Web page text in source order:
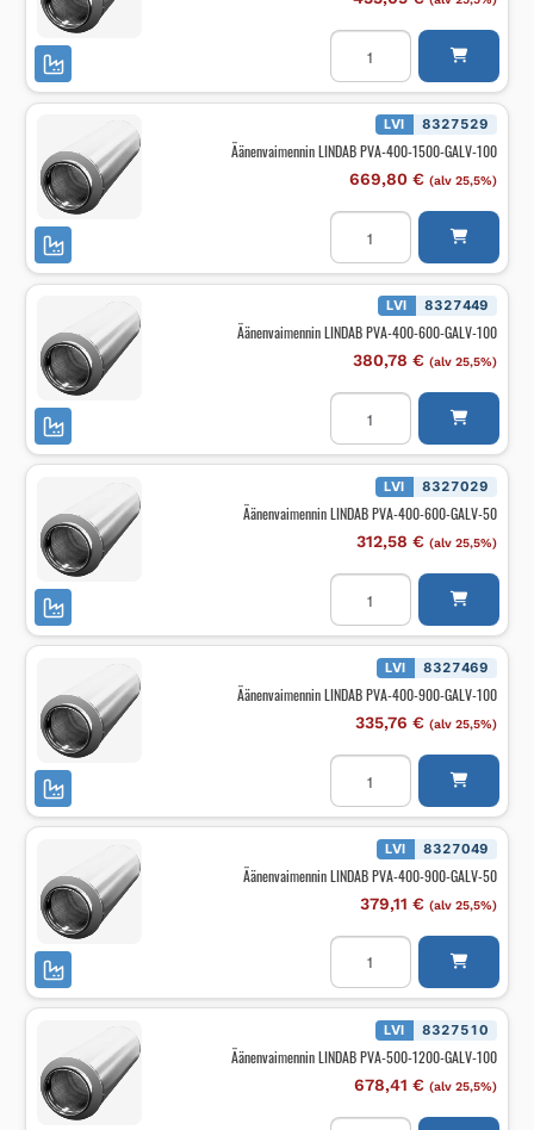
Äänenvaimennin
LINDAB
400-
1200-
GALV-
määrä
LVI 8327529
Äänenvaimennin LINDAB PVA-400-1500-GALV-100
669,80 € (alv 25,5%)
Äänenvaimennin
LINDAB
400-
1500-
määrä
LVI 8327449
Äänenvaimennin LINDAB PVA-400-600-GALV-100
380,78 € (alv 25,5%)
Äänenvaimennin
LINDAB
400-
600-
GALV-
määrä
LVI 8327029
Äänenvaimennin LINDAB PVA-400-600-GALV-50
312,58 € (alv 25,5%)
Äänenvaimennin
LINDAB
400-
600-
määrä
LVI 8327469
Äänenvaimennin LINDAB PVA-400-900-GALV-100
335,76 € (alv 25,5%)
Äänenvaimennin
LINDAB
400-
900-
määrä
LVI 8327049
Äänenvaimennin LINDAB PVA-400-900-GALV-50
379,11 € (alv 25,5%)
Äänenvaimennin
LINDAB
400-
900-
GALV-
määrä
LVI 8327510
Äänenvaimennin LINDAB PVA-500-1200-GALV-100
678,41 € (alv 25,5%)
Äänenvaimennin